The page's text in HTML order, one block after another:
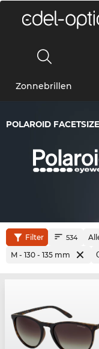
Zonnebrillen
POLAROID
Filter 534
M - 130 - 135 mm